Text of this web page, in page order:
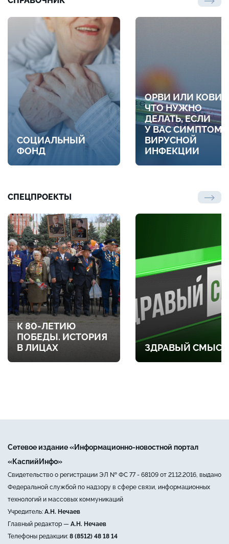
СОЦИАЛЬНЫЙ
ФОНД
ОРВИ ИЛИ
ЧТО НУЖНО
ДЕЛАТЬ, ЕСЛИ
У ВАС
ВИРУСНОЙ
ИНФЕКЦИИ
СПЕЦПРОЕКТЫ
К 80-ЛЕТИЮ
ПОБЕДЫ. ИСТОРИЯ
В ЛИЦАХ
ЗДРАВЫЙ СМЫСЛ
Сетевое издание «Информационно-новостной портал
«КаспийИнфо»
Свидетельство о регистрации ЭЛ № ФС 77 - 68109 от 21.12.2016, выдано
Федеральной службой по надзору в сфере связи, информационных
технологий и массовых коммуникаций
Учредитель: А.Н. Нечаев
Главный редактор — А.Н. Нечаев
Телефоны редакции: 8 (8512) 48 18 14